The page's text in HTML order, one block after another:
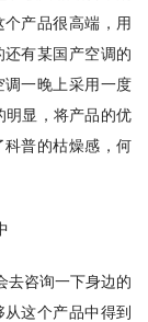
产品很高端，用
有某国产空调的
一晚上采用一度
明显，将产品的优
普的枯燥感，何
咨询一下身边的
这个产品中得到